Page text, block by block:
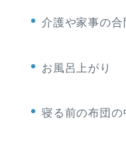
介護や家事の合
お風呂上がり
寝る前の布団の